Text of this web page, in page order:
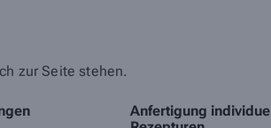
zur Seite stehen.
Anfertigung